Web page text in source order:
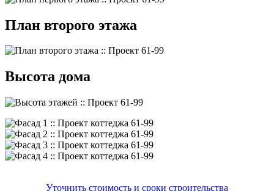
План второго этажа
Высота дома
Уточнить стоимость и сроки строительства